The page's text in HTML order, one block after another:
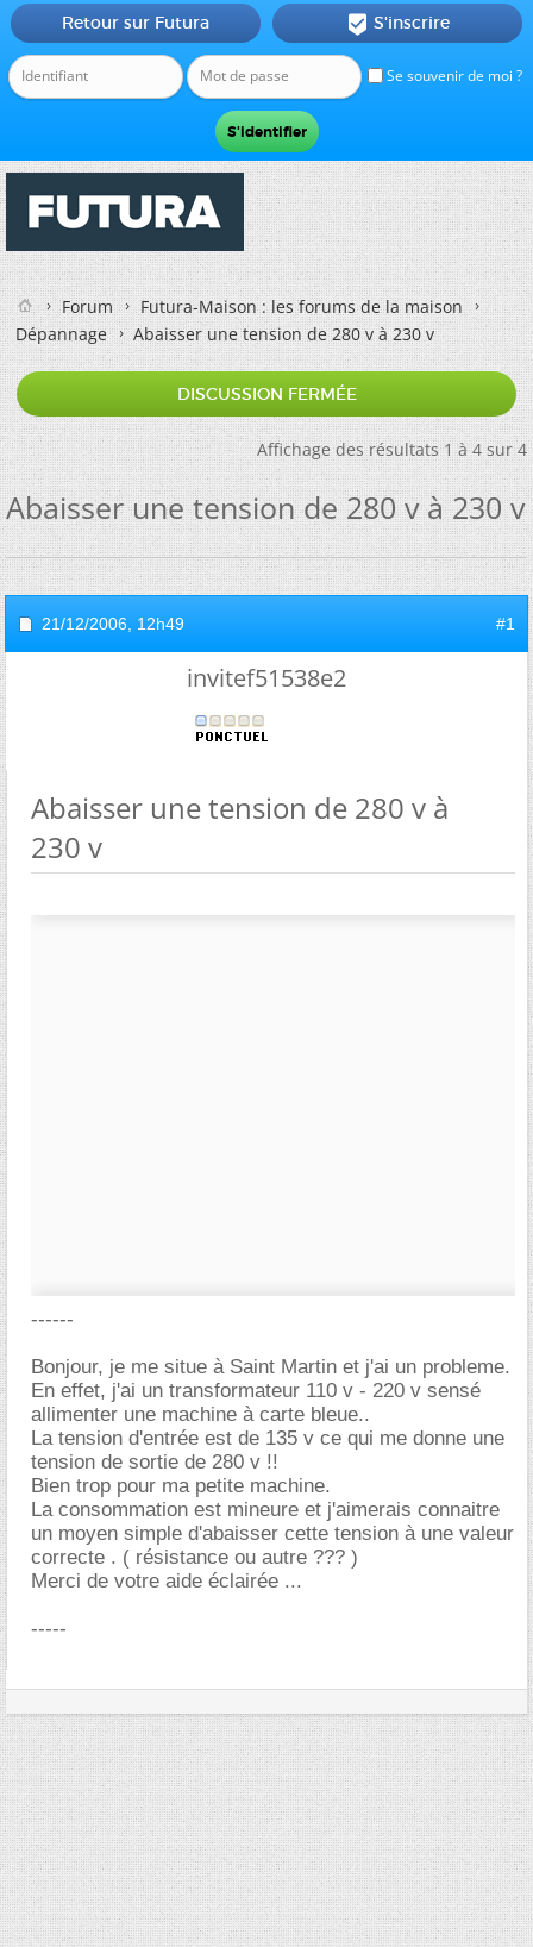
Se souvenir de moi ?
Retour sur Futura  S'inscrire
Forum
Futura-Maison : les forums de la maison
Dépannage
Abaisser une tension de 280 v à 230 v
DISCUSSION FERMÉE
Affichage des résultats 1 à 4 sur 4
Abaisser une tension de 280 v à 230 v
21/12/2006, 12h49 #1
invitef51538e2
Abaisser une tension de 280 v à
230 v
------
Bonjour, je me situe à Saint Martin et j'ai un probleme.
En effet, j'ai un transformateur 110 v - 220 v sensé
allimenter une machine à carte bleue..
La tension d'entrée est de 135 v ce qui me donne une
tension de sortie de 280 v !!
Bien trop pour ma petite machine.
La consommation est mineure et j'aimerais connaitre
un moyen simple d'abaisser cette tension à une valeur
correcte . ( résistance ou autre ??? )
Merci de votre aide éclairée ...
-----